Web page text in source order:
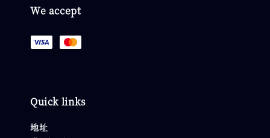
We accept
Quick links
地址